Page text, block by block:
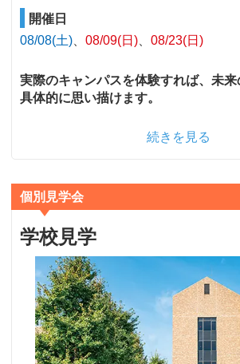
開催日
08/08(土)
08/09(日) 08/23(日)
実際のキャンパスを体験すれば、未来
具体的に思い描けます。
続きを見る
個別見学会
学校見学